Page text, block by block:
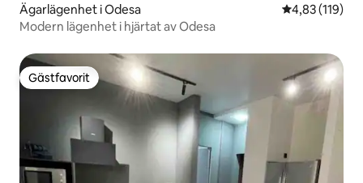
Ägarlägenhet i Odesa 4,83 av 5 i
4,83 (119)
Modern lägenhet i hjärtat av Odesa
Gästfavorit
Gästfavorit